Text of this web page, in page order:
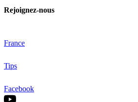
Rejoignez-nous
France
Tips
Facebook